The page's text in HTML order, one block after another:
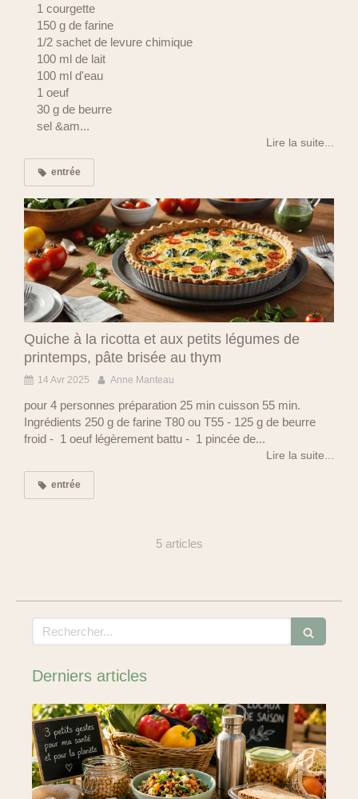
1 courgette
150 g de farine
1/2 sachet de levure chimique
100 ml de lait
100 ml d'eau
1 oeuf
30 g de beurre
sel &am...
Lire la suite...
entrée
Quiche à la ricotta et aux petits légumes de
printemps, pâte brisée au thym
14 Avr 2025 Anne Manteau
pour 4 personnes préparation 25 min cuisson 55 min.
Ingrédients 250 g de farine T80 ou T55 - 125 g de beurre
froid - 1 oeuf légèrement battu - 1 pincée de...
Lire la suite...
entrée
5 articles
Rechercher
Derniers articles